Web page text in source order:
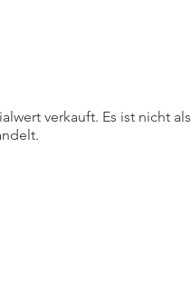
verkauft. Es ist nicht als